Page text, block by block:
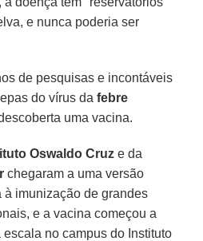
e nunca poderia ser
de pesquisas e incontáveis
do vírus da febre
uma vacina.
Oswaldo Cruz e da
chegaram a uma versão
imunização de grandes
e a vacina começou a
no campus do Instituto